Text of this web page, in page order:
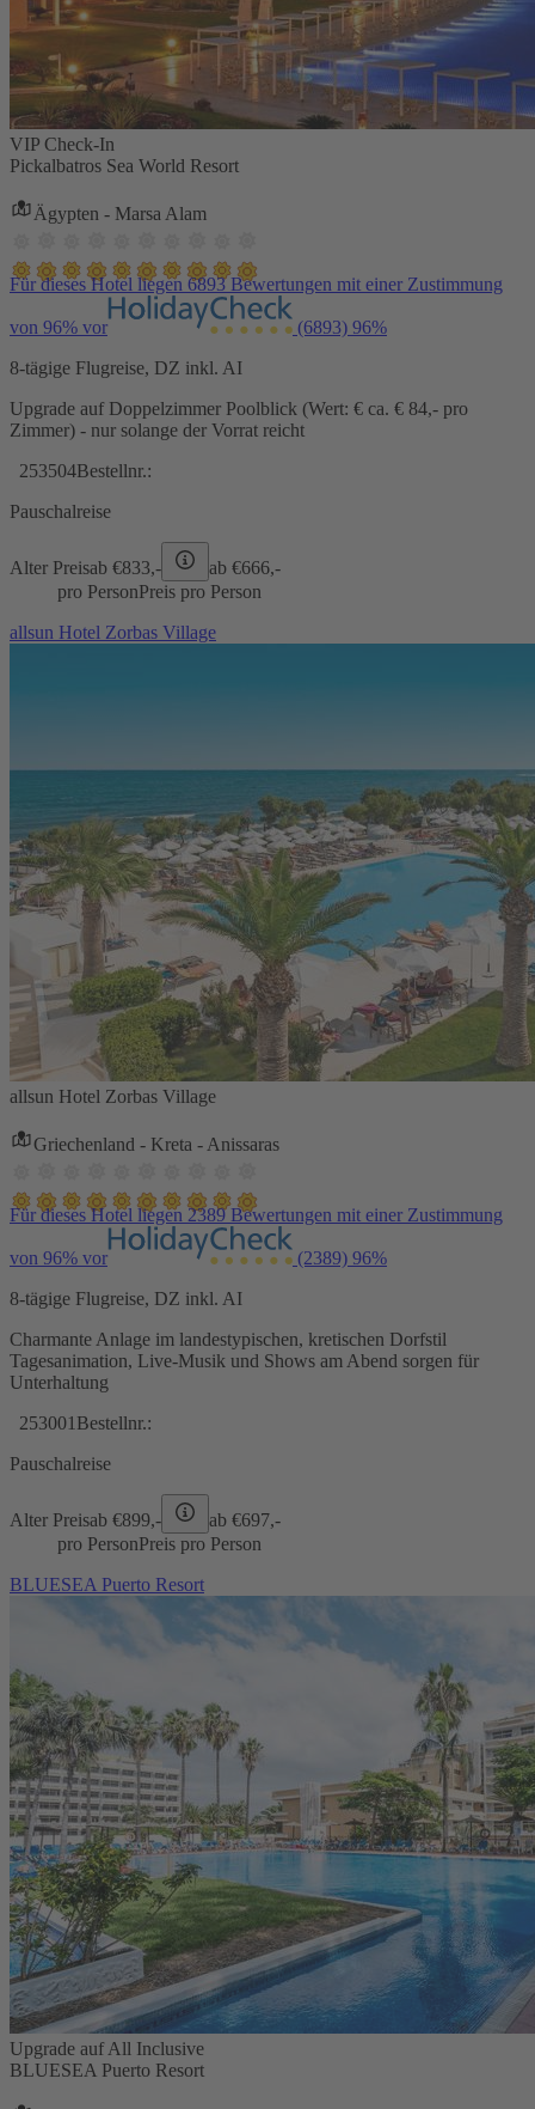
VIP Check-In
Pickalbatros Sea World Resort
Ägypten - Marsa Alam
Für dieses Hotel liegen 6893 Bewertungen mit einer Zustimmung
von 96% vor (6893) 96%
8-tägige Flugreise, DZ inkl. AI
Upgrade auf Doppelzimmer Poolblick (Wert: € ca. € 84,- pro
Zimmer) - nur solange der Vorrat reicht
253504Bestellnr.:
Pauschalreise
Alter Preisab €833,- ab €666,-
pro PersonPreis pro Person
allsun Hotel Zorbas Village
allsun Hotel Zorbas Village
Griechenland - Kreta - Anissaras
Für dieses Hotel liegen 2389 Bewertungen mit einer Zustimmung
von 96% vor (2389) 96%
8-tägige Flugreise, DZ inkl. AI
Charmante Anlage im landestypischen, kretischen Dorfstil
Tagesanimation, Live-Musik und Shows am Abend sorgen für
Unterhaltung
253001 Bestellnr.:
Pauschalreise
Alter Preisab €899,- ab €697,-
pro PersonPreis pro Person
BLUESEA Puerto Resort
Upgrade auf All Inclusive
BLUESEA Puerto Resort